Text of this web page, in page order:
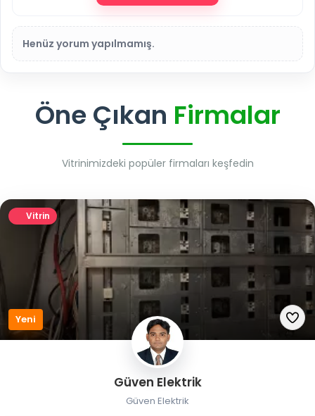
Henüz yorum yapılmamış.
Öne Çıkan Firmalar
Vitrinimizdeki popüler firmaları keşfedin
Vitrin
Yeni
Güven Elektrik
Güven Elektrik